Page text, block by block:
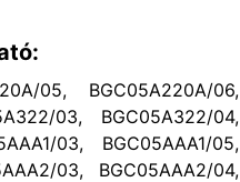
05, BGC05A220A/06,
03, BGC05A322/04,
03, BGC05AAA1/05,
03, BGC05AAA2/04,